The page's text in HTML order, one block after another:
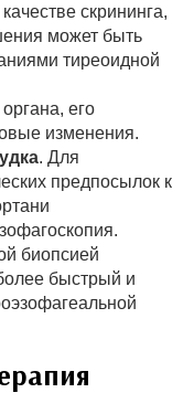
скрининга,
может быть
тиреоидной
его
изменения.
. Для
предпосылок к
биопсией
быстрый и